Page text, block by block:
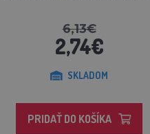
6,13€
2,74€
SKLADOM
PRIDAŤ DO KOŠÍKA